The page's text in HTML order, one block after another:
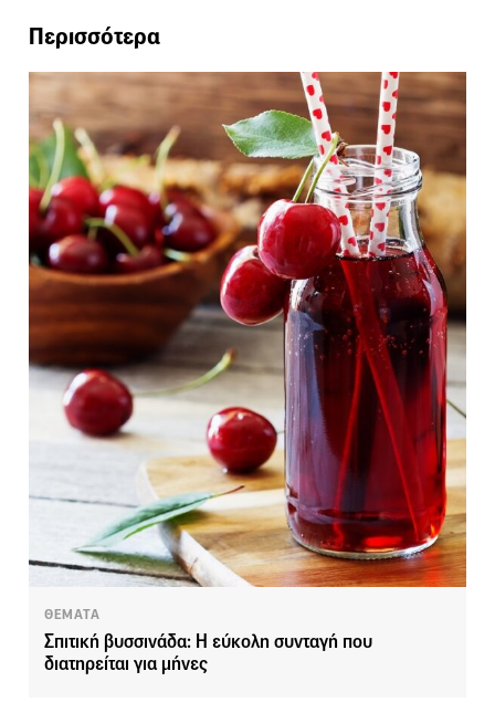
Περισσότερα
ΘΕΜΑΤΑ
Σπιτική βυσσινάδα: Η εύκολη συνταγή που
διατηρείται για μήνες